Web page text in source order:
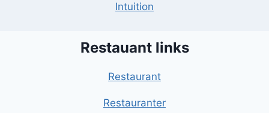
Intuition
Restauant links
Restaurant
Restauranter